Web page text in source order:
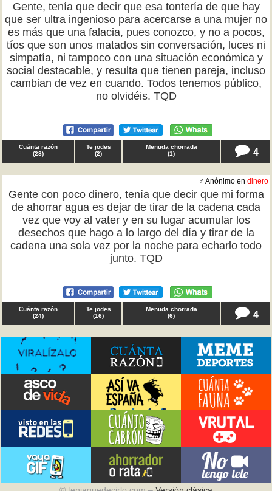
Gente, tenía que decir que esa tontería de que hay
que ser ultra ingenioso para acercarse a una mujer no
es más que una falacia, pues conozco, y no a pocos,
tíos que son unos matados sin conversación, luces ni
simpatía, ni tampoco con una situación económica y
social destacable, y resulta que tienen pareja, incluso
cambian de vez en cuando. Todos tenemos público,
no olvidéis. TQD
Cuánta razón
(28)
Te jodes
(2)
Menuda chorrada
(1) 4
♂ Anónimo en dinero
Gente con poco dinero, tenía que decir que mi forma
de ahorrar agua es dejar de tirar de la cadena cada
vez que voy al vater y en su lugar acumular los
desechos que hago a lo largo del día y tirar de la
cadena una sola vez por la noche para echarlo todo
junto. TQD
Cuánta razón
(24)
Te jodes
(16)
Menuda chorrada
(6) 4